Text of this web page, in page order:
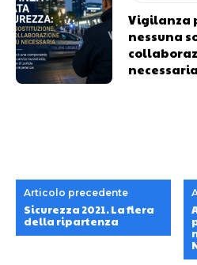
Vigilanza
nessuna
necessaria
Articolo precedente
Sicurezza 2021. La fiera
della ripartenza